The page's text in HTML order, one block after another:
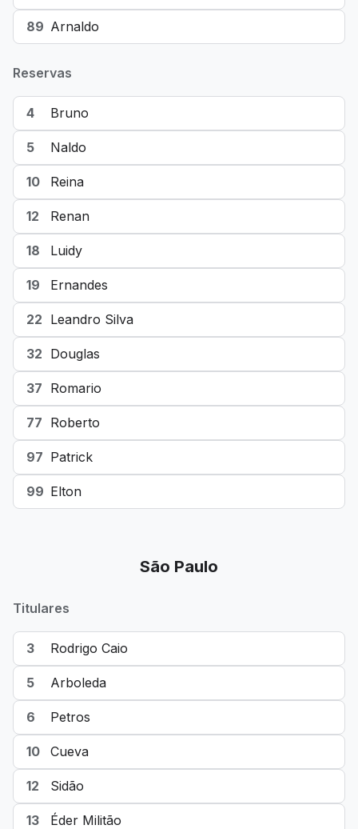
89 Arnaldo
Reservas
4 Bruno
5 Naldo
10 Reina
12 Renan
18 Luidy
19 Ernandes
22 Leandro Silva
32 Douglas
37 Romario
77 Roberto
97 Patrick
99 Elton
São Paulo
Titulares
3 Rodrigo Caio
5 Arboleda
6 Petros
10 Cueva
12 Sidão
13 Éder Militão